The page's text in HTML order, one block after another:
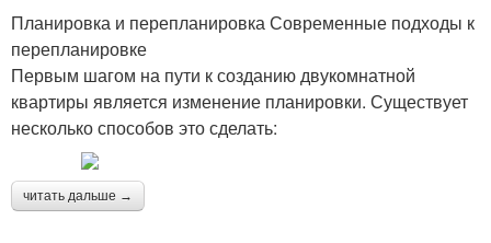
Планировка и перепланировка Современные подходы к
перепланировке
Первым шагом на пути к созданию двукомнатной
квартиры является изменение планировки. Существует
несколько способов это сделать:
читать дальше →